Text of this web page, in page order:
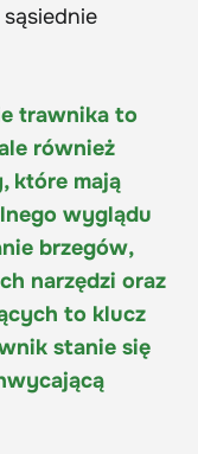
trawnika to
również
które mają
wyglądu
brzegów,
narzędzi oraz
to klucz
stanie się